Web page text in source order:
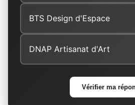
BTS Design d'Espace
DNAP Artisanat d'Art
Vérifier ma